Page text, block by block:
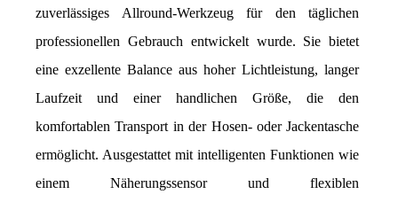
zuverlässiges Allround-Werkzeug für den täglichen
professionellen Gebrauch entwickelt wurde. Sie bietet
eine exzellente Balance aus hoher Lichtleistung, langer
Laufzeit und einer handlichen Größe, die den
komfortablen Transport in der Hosen- oder Jackentasche
ermöglicht. Ausgestattet mit intelligenten Funktionen wie
einem Näherungssensor und flexiblen